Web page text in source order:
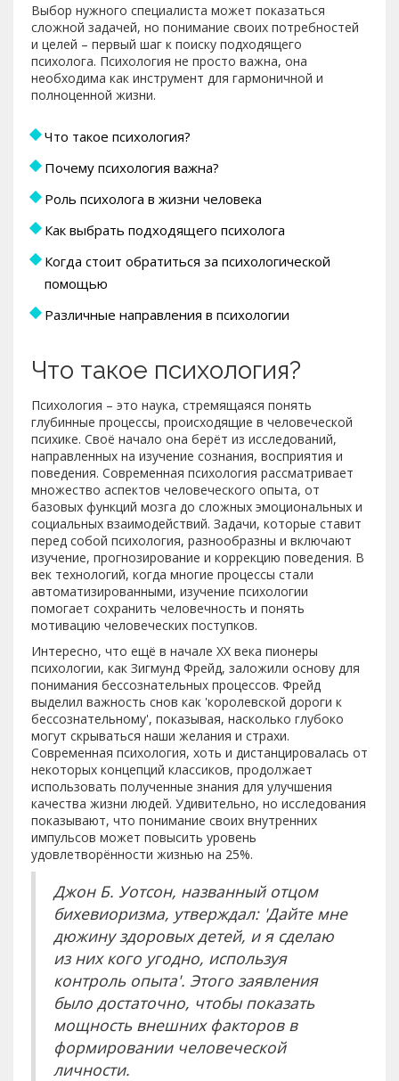
Выбор нужного специалиста может показаться
сложной задачей, но понимание своих потребностей
и целей – первый шаг к поиску подходящего
психолога. Психология не просто важна, она
необходима как инструмент для гармоничной и
полноценной жизни.
Что такое психология?
Почему психология важна?
Роль психолога в жизни человека
Как выбрать подходящего психолога
Когда стоит обратиться за психологической
помощью
Различные направления в психологии
Что такое психология?
Психология – это наука, стремящаяся понять
глубинные процессы, происходящие в человеческой
психике. Своё начало она берёт из исследований,
направленных на изучение сознания, восприятия и
поведения. Современная психология рассматривает
множество аспектов человеческого опыта, от
базовых функций мозга до сложных эмоциональных и
социальных взаимодействий. Задачи, которые ставит
перед собой психология, разнообразны и включают
изучение, прогнозирование и коррекцию поведения. В
век технологий, когда многие процессы стали
автоматизированными, изучение психологии
помогает сохранить человечность и понять
мотивацию человеческих поступков.
Интересно, что ещё в начале XX века пионеры
психологии, как Зигмунд Фрейд, заложили основу для
понимания бессознательных процессов. Фрейд
выделил важность снов как 'королевской дороги к
бессознательному', показывая, насколько глубоко
могут скрываться наши желания и страхи.
Современная психология, хоть и дистанцировалась от
некоторых концепций классиков, продолжает
использовать полученные знания для улучшения
качества жизни людей. Удивительно, но исследования
показывают, что понимание своих внутренних
импульсов может повысить уровень
удовлетворённости жизнью на 25%.
Джон Б. Уотсон, названный отцом
бихевиоризма, утверждал: 'Дайте мне
дюжину здоровых детей, и я сделаю
из них кого угодно, используя
контроль опыта'. Этого заявления
было достаточно, чтобы показать
мощность внешних факторов в
формировании человеческой
личности.